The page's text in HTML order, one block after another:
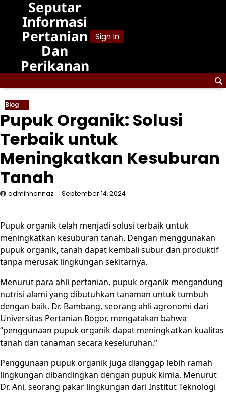
content
Seputar
Informasi
Pertanian
Dan
Perikanan
Sign In
Blog
Pupuk Organik: Solusi
Terbaik untuk
Meningkatkan Kesuburan
Tanah
adminhannaz September 14, 2024
Pupuk organik telah menjadi solusi terbaik untuk
meningkatkan kesuburan tanah. Dengan menggunakan
pupuk organik, tanah dapat kembali subur dan produktif
tanpa merusak lingkungan sekitarnya.
Menurut para ahli pertanian, pupuk organik mengandung
nutrisi alami yang dibutuhkan tanaman untuk tumbuh
dengan baik. Dr. Bambang, seorang ahli agronomi dari
Universitas Pertanian Bogor, mengatakan bahwa
“penggunaan pupuk organik dapat meningkatkan kualitas
tanah dan tanaman secara keseluruhan.”
Penggunaan pupuk organik juga dianggap lebih ramah
lingkungan dibandingkan dengan pupuk kimia. Menurut
Dr. Ani, seorang pakar lingkungan dari Institut Teknologi